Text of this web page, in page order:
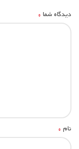
دیدگاه شما*
نام*